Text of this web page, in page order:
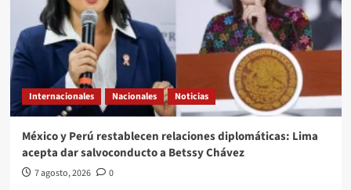
Internacionales Nacionales Noticias
México y Perú restablecen relaciones diplomáticas: Lima
acepta dar salvoconducto a Betssy Chávez
7 agosto, 2026 0